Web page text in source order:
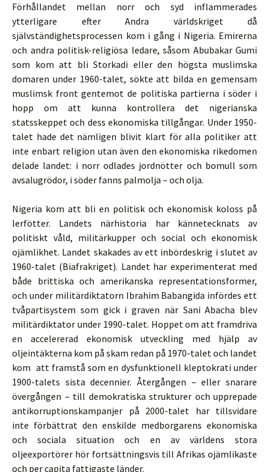
Förhållandet mellan norr och syd inflammerades
ytterligare efter Andra världskriget då
självständighetsprocessen kom i gång i Nigeria. Emirerna
och andra politisk-religiösa ledare, såsom Abubakar Gumi
som kom att bli Storkadi eller den högsta muslimska
domaren under 1960-talet, sökte att bilda en gemensam
muslimsk front gentemot de politiska partierna i söder i
hopp om att kunna kontrollera det nigerianska
statsskeppet och dess ekonomiska tillgångar. Under 1950-
talet hade det nämligen blivit klart för alla politiker att
inte enbart religion utan även den ekonomiska rikedomen
delade landet: i norr odlades jordnötter och bomull som
avsalugrödor, i söder fanns palmolja – och olja.
Nigeria kom att bli en politisk och ekonomisk koloss på
lerfötter. Landets närhistoria har kännetecknats av
politiskt våld, militärkupper och social och ekonomisk
ojämlikhet. Landet skakades av ett inbördeskrig i slutet av
1960-talet (Biafrakriget). Landet har experimenterat med
både brittiska och amerikanska representationsformer,
och under militärdiktatorn Ibrahim Babangida infördes ett
tvåpartisystem som gick i graven när Sani Abacha blev
militärdiktator under 1990-talet. Hoppet om att framdriva
en accelererad ekonomisk utveckling med hjälp av
oljeintäkterna kom på skam redan på 1970-talet och landet
kom att framstå som en dysfunktionell kleptokrati under
1900-talets sista decennier. Återgången – eller snarare
övergången – till demokratiska strukturer och upprepade
antikorruptionskampanjer på 2000-talet har tillsvidare
inte förbättrat den enskilde medborgarens ekonomiska
och sociala situation och en av världens stora
oljeexportörer hör fortsättningsvis till Afrikas ojämlikaste
och per capita fattigaste länder.